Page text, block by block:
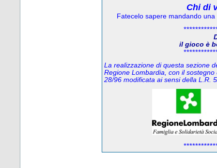
Chi di
Fatecelo sapere mandando
il gioco è
La realizzazione di questa sezione
Regione Lombardia, con il
28/96 modificata ai sensi della L.R.